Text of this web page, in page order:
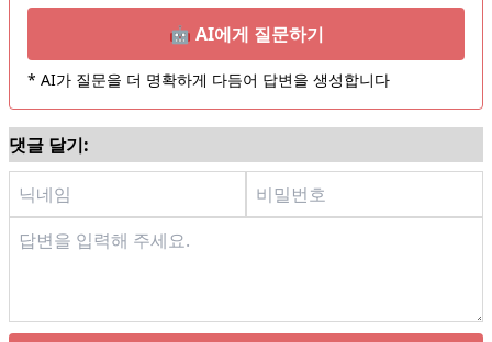
🤖 AI에게 질문하기
* AI가 질문을 더 명확하게 다듬어 답변을 생성합니다
댓글 달기: